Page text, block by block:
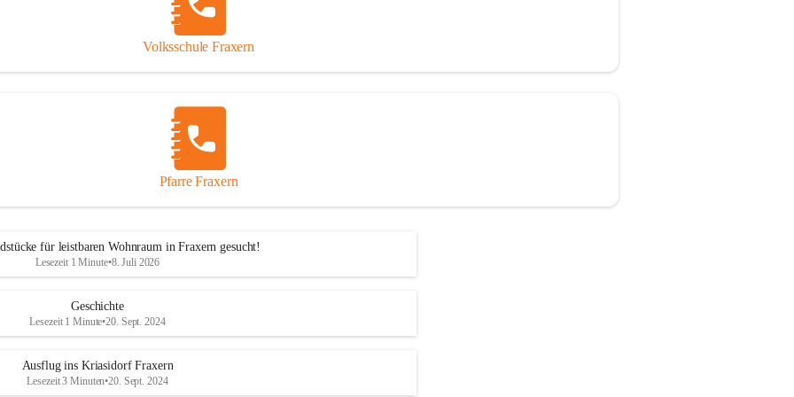
Volksschule Fraxern
Pfarre Fraxern
für leistbaren Wohnraum in Fraxern gesucht!
Lesezeit 1 Minute•8. Juli 2026
Geschichte
Lesezeit 1 Minute•20. Sept. 2024
Ausflug ins Kriasidorf Fraxern
Lesezeit 3 Minuten•20. Sept. 2024